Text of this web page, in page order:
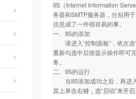
IIS（Internet Information
务器和SMTP服务器，分别用
信息成了一件很容易的事。
一、IIS的添加
请进入“控制面板”，依次选
重新勾选中后按提示操作即可
务。
二、IIS的运行
当IIS添加成功之后，再进入
其上单击右键，选“启动”来开